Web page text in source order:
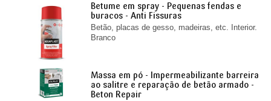
Betume em spray - Pequenas fendas e
buracos - Anti Fissuras
Betão, placas de gesso, madeiras, etc. Interior.
Branco
Massa em pó - Impermeabilizante barreira
ao salitre e reparação de betão armado -
Beton Repair